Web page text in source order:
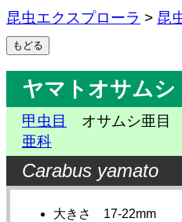
昆虫エクスプローラ > 昆
ヤマトオサムシ
甲虫目 オサムシ亜目
亜科
Carabus yamato
大きさ 17-22mm